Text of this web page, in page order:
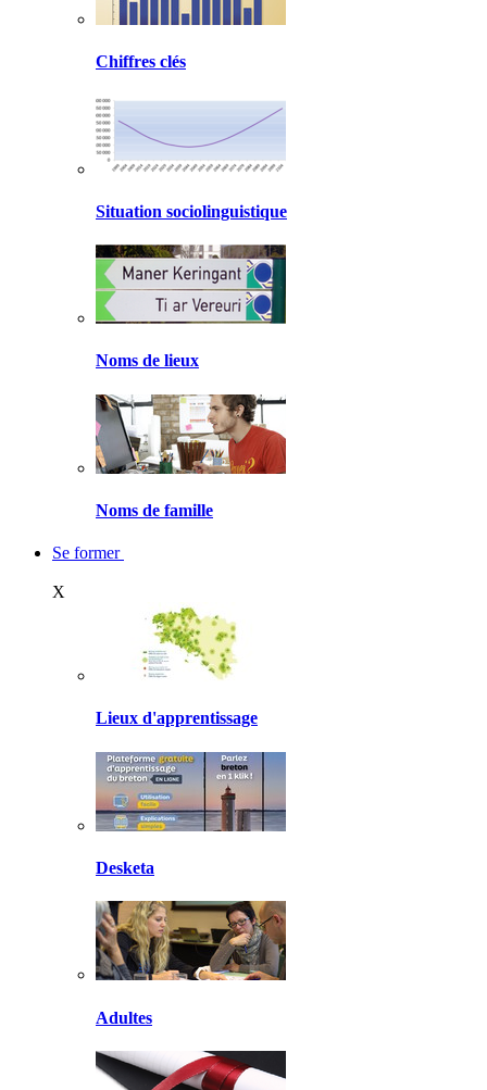
Chiffres clés
Situation sociolinguistique
Noms de lieux
Noms de famille
Se former
X
Lieux d'apprentissage
Desketa
Adultes